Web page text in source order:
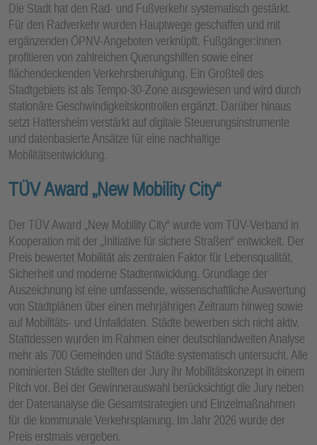
Die Stadt hat den Rad- und Fußverkehr systematisch gestärkt.
Für den Radverkehr wurden Hauptwege geschaffen und mit
ergänzenden ÖPNV-Angeboten verknüpft. Fußgänger:innen
profitieren von zahlreichen Querungshilfen sowie einer
flächendeckenden Verkehrsberuhigung. Ein Großteil des
Stadtgebiets ist als Tempo-30-Zone ausgewiesen und wird durch
stationäre Geschwindigkeitskontrollen ergänzt. Darüber hinaus
setzt Hattersheim verstärkt auf digitale Steuerungsinstrumente
und datenbasierte Ansätze für eine nachhaltige
Mobilitätsentwicklung.
TÜV Award „New Mobility City“
Der TÜV Award „New Mobility City“ wurde vom TÜV-Verband in
Kooperation mit der „Initiative für sichere Straßen“ entwickelt. Der
Preis bewertet Mobilität als zentralen Faktor für Lebensqualität,
Sicherheit und moderne Stadtentwicklung. Grundlage der
Auszeichnung ist eine umfassende, wissenschaftliche Auswertung
von Stadtplänen über einen mehrjährigen Zeitraum hinweg sowie
auf Mobilitäts- und Unfalldaten. Städte bewerben sich nicht aktiv.
Stattdessen wurden im Rahmen einer deutschlandweiten Analyse
mehr als 700 Gemeinden und Städte systematisch untersucht. Alle
nominierten Städte stellten der Jury ihr Mobilitätskonzept in einem
Pitch vor. Bei der Gewinnerauswahl berücksichtigt die Jury neben
der Datenanalyse die Gesamtstrategien und Einzelmaßnahmen
für die kommunale Verkehrsplanung. Im Jahr 2026 wurde der
Preis erstmals vergeben.